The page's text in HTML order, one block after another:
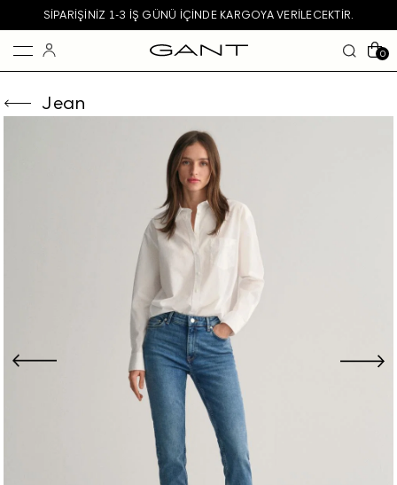
SIPARIŞINIZ 1-3 IŞ GÜNÜ IÇINDE KARGOYA VERILECEKTIR.
0
Jean